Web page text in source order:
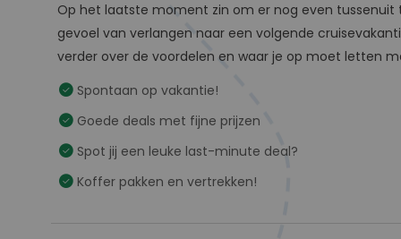
Op het laatste moment zin om er nog even tussenuit
gevoel van verlangen naar een volgende
verder over de voordelen en waar je op moet letten
check_circle Spontaan op vakantie!
check_circle Goede deals met fijne prijzen
check_circle Spot jij een leuke last-minute deal?
check_circle Koffer pakken en vertrekken!